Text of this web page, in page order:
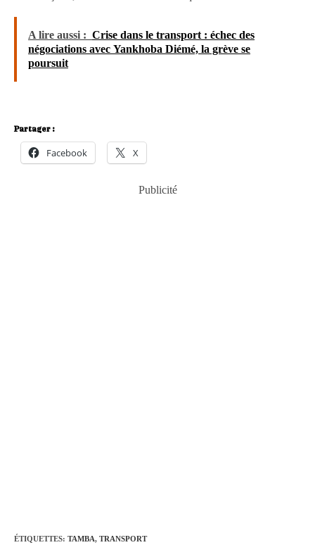
A lire aussi : Crise dans le transport : échec des
négociations avec Yankhoba Diémé, la grève se
poursuit
Partager :
Facebook X
Publicité
ÉTIQUETTES: TAMBA, TRANSPORT